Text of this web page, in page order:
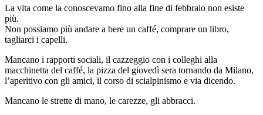
La vita come la conoscevamo fino alla fine di febbraio non esiste
più.
Non possiamo più andare a bere un caffé, comprare un libro,
tagliarci i capelli.
Mancano i rapporti sociali, il cazzeggio con i colleghi alla
macchinetta del caffé, la pizza del giovedì sera tornando da Milano,
l’aperitivo con gli amici, il corso di scialpinismo e via dicendo.
Mancano le strette di mano, le carezze, gli abbracci.